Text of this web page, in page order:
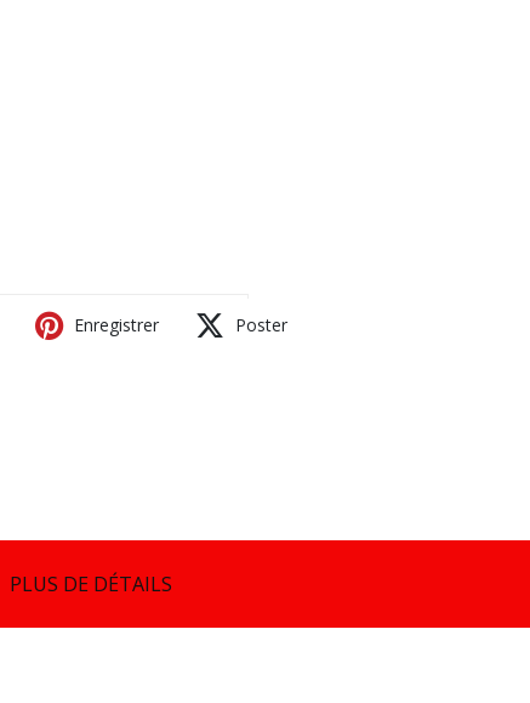
Enregistrer Poster
PLUS DE DÉTAILS